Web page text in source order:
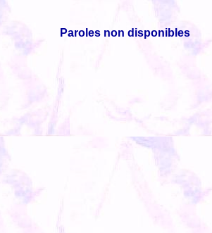
Paroles non disponibles